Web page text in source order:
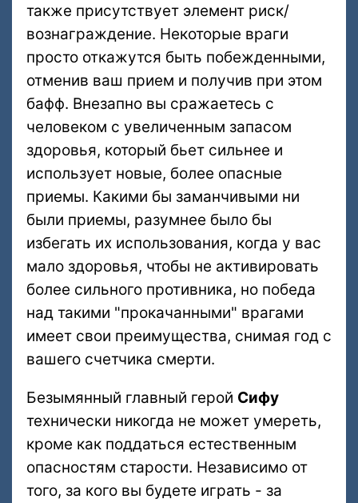
также присутствует элемент риск/
вознаграждение. Некоторые враги
просто откажутся быть побежденными,
отменив ваш прием и получив при этом
бафф. Внезапно вы сражаетесь с
человеком с увеличенным запасом
здоровья, который бьет сильнее и
использует новые, более опасные
приемы. Какими бы заманчивыми ни
были приемы, разумнее было бы
избегать их использования, когда у вас
мало здоровья, чтобы не активировать
более сильного противника, но победа
над такими "прокачанными" врагами
имеет свои преимущества, снимая год с
вашего счетчика смерти.
Безымянный главный герой Сифу
технически никогда не может умереть,
кроме как поддаться естественным
опасностям старости. Независимо от
того, за кого вы будете играть - за